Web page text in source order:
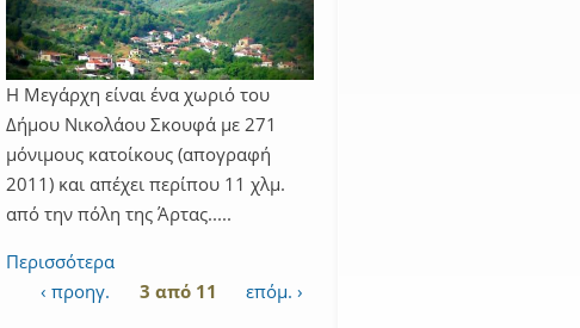
Η Μεγάρχη είναι ένα χωριό του
Δήμου Νικολάου Σκουφά με 271
μόνιμους κατοίκους (απογραφή
2011) και απέχει περίπου 11 χλμ.
από την πόλη της Άρτας.....
Περισσότερα
‹ προηγ.
3 από 11 επόμ. ›